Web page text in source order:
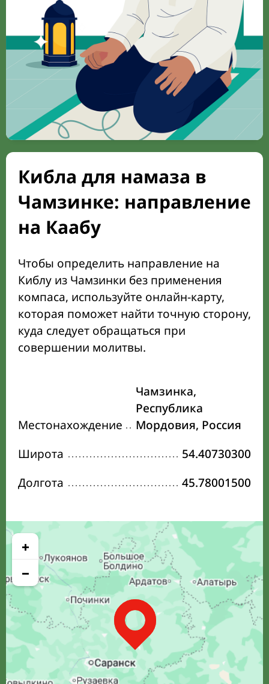
Кибла для намаза в
Чамзинке: направление
на Каабу
Чтобы определить направление на
Киблу из Чамзинки без применения
компаса, используйте онлайн-карту,
которая поможет найти точную сторону,
куда следует обращаться при
совершении молитвы.
Местонахождение
Чамзинка,
Республика
Мордовия, Россия
Широта
54.40730300
Долгота
45.78001500
+
−